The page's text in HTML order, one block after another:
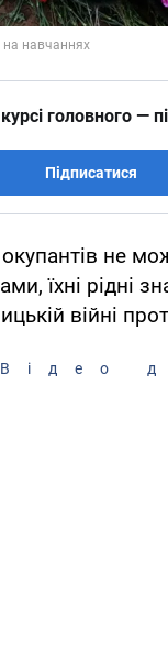
головного —
Підписатися
окупантів не
їхні рідні
війні
Відео